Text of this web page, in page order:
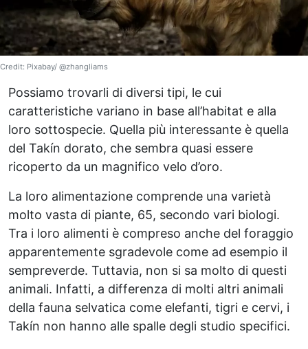
Credit: Pixabay/ @zhangliams
Possiamo trovarli di diversi tipi, le cui
caratteristiche variano in base all’habitat e alla
loro sottospecie. Quella più interessante è quella
del Takín dorato, che sembra quasi essere
ricoperto da un magnifico velo d’oro.
La loro alimentazione comprende una varietà
molto vasta di piante, 65, secondo vari biologi.
Tra i loro alimenti è compreso anche del foraggio
apparentemente sgradevole come ad esempio il
sempreverde. Tuttavia, non si sa molto di questi
animali. Infatti, a differenza di molti altri animali
della fauna selvatica come elefanti, tigri e cervi, i
Takín non hanno alle spalle degli studio specifici.